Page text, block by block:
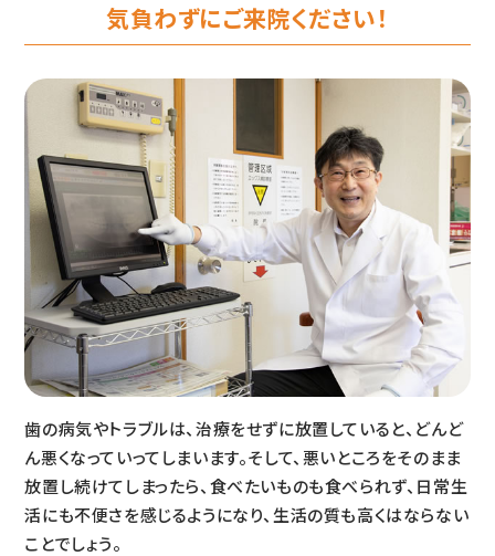
気負わずにご来院ください！
歯の病気やトラブルは、治療をせずに放置していると、どんど
ん悪くなっていってしまいます。そして、悪いところをそのまま
放置し続けてしまったら、食べたいものも食べられず、日常生
活にも不便さを感じるようになり、生活の質も高くはならない
ことでしょう。